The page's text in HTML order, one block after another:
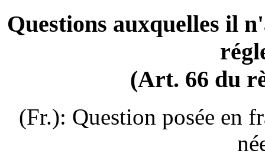
Questions auxquelles il
(Art. 66 du
(Fr.): Question posée en